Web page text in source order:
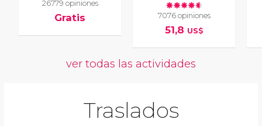
26779 opiniones
Gratis 7076 opiniones
51,8 US$
ver todas las actividades
Traslados